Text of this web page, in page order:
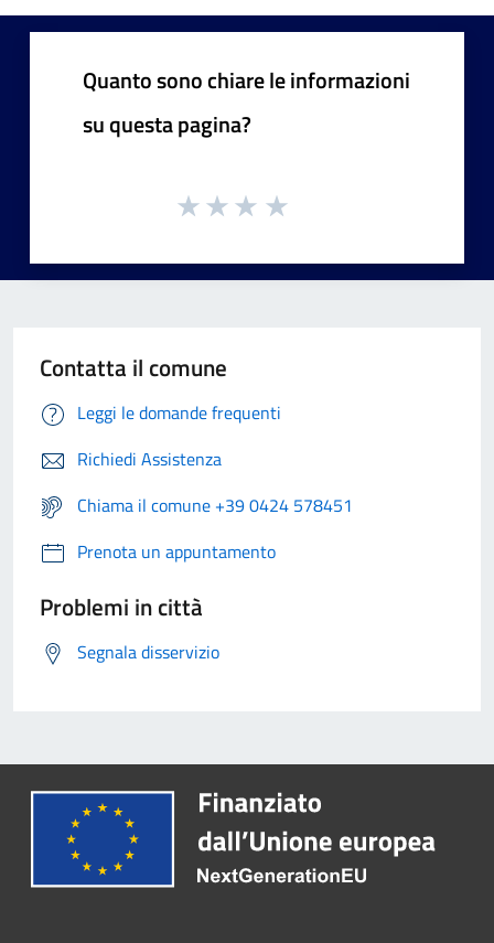
Quanto sono chiare le informazioni
su questa pagina?
Contatta il comune
Leggi le domande frequenti
Richiedi Assistenza
Chiama il comune +39 0424 578451
Prenota un appuntamento
Problemi in città
Segnala disservizio